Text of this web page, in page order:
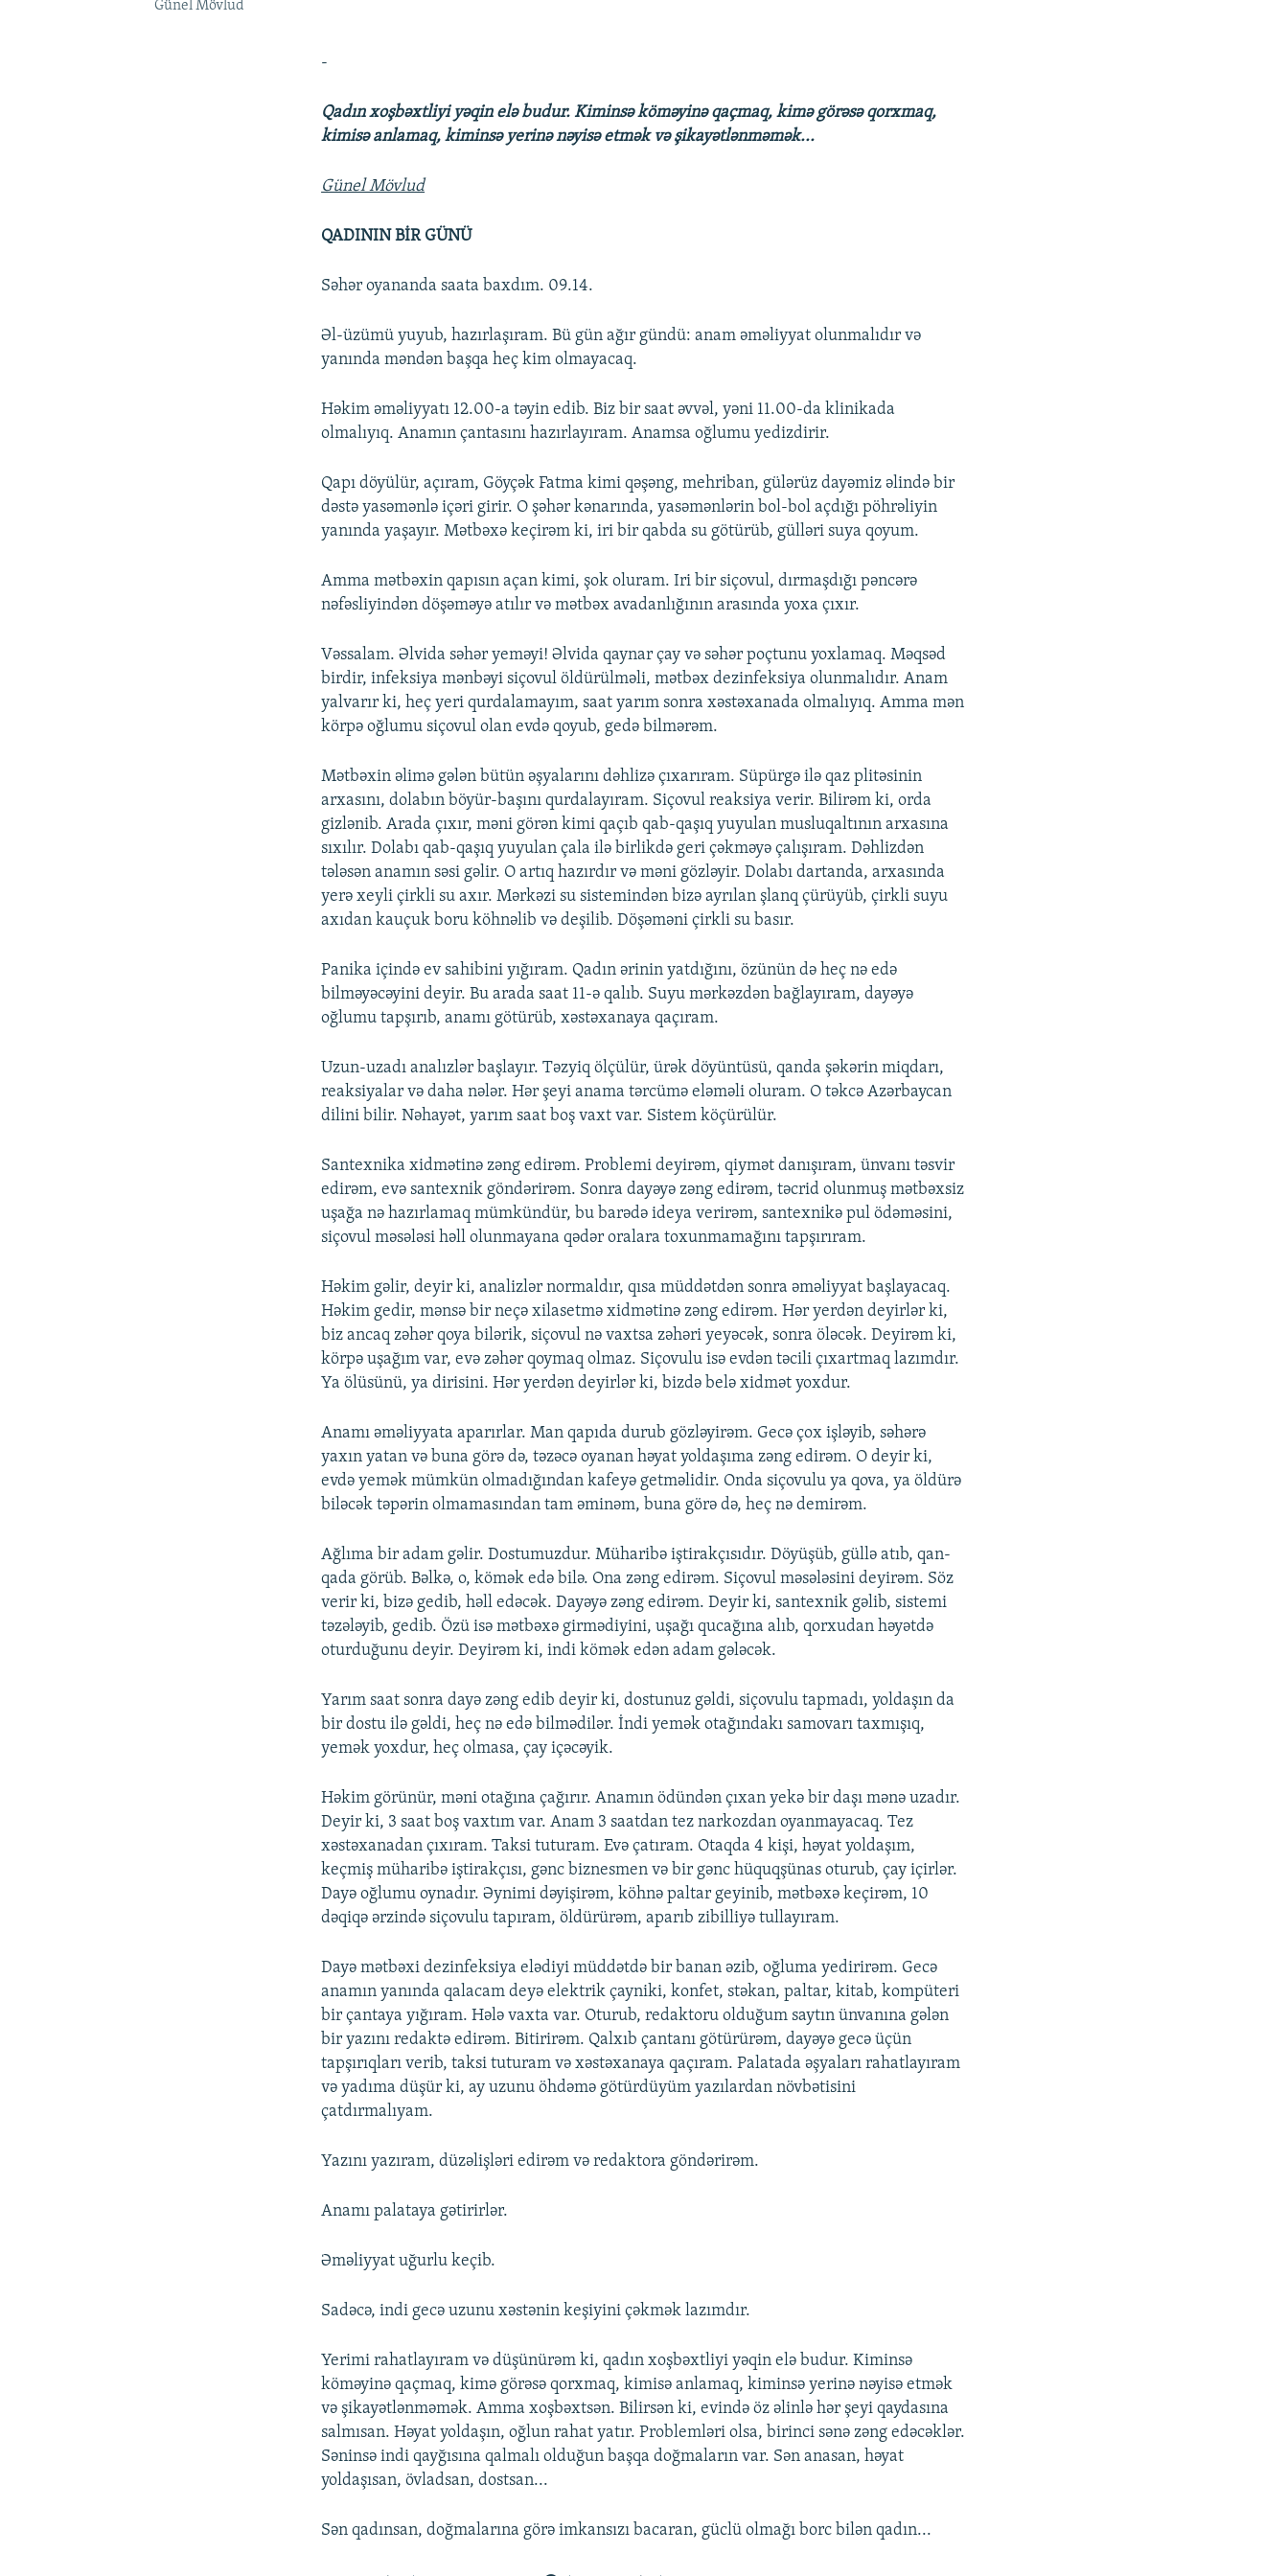
Günel Mövlud
-
Qadın xoşbəxtliyi yəqin elə budur. Kiminsə köməyinə qaçmaq, kimə görəsə qorxmaq,
kimisə anlamaq, kiminsə yerinə nəyisə etmək və şikayətlənməmək...
Günel Mövlud
QADININ BİR GÜNÜ
Səhər oyananda saata baxdım. 09.14.
Əl-üzümü yuyub, hazırlaşıram. Bü gün ağır gündü: anam əməliyyat olunmalıdır və
yanında məndən başqa heç kim olmayacaq.
Həkim əməliyyatı 12.00-a təyin edib. Biz bir saat əvvəl, yəni 11.00-da klinikada
olmalıyıq. Anamın çantasını hazırlayıram. Anamsa oğlumu yedizdirir.
Qapı döyülür, açıram, Göyçək Fatma kimi qəşəng, mehriban, gülərüz dayəmiz əlində bir
dəstə yasəmənlə içəri girir. O şəhər kənarında, yasəmənlərin bol-bol açdığı pöhrəliyin
yanında yaşayır. Mətbəxə keçirəm ki, iri bir qabda su götürüb, gülləri suya qoyum.
Amma mətbəxin qapısın açan kimi, şok oluram. Iri bir siçovul, dırmaşdığı pəncərə
nəfəsliyindən döşəməyə atılır və mətbəx avadanlığının arasında yoxa çıxır.
Vəssalam. Əlvida səhər yeməyi! Əlvida qaynar çay və səhər poçtunu yoxlamaq. Məqsəd
birdir, infeksiya mənbəyi siçovul öldürülməli, mətbəx dezinfeksiya olunmalıdır. Anam
yalvarır ki, heç yeri qurdalamayım, saat yarım sonra xəstəxanada olmalıyıq. Amma mən
körpə oğlumu siçovul olan evdə qoyub, gedə bilmərəm.
Mətbəxin əlimə gələn bütün əşyalarını dəhlizə çıxarıram. Süpürgə ilə qaz plitəsinin
arxasını, dolabın böyür-başını qurdalayıram. Siçovul reaksiya verir. Bilirəm ki, orda
gizlənib. Arada çıxır, məni görən kimi qaçıb qab-qaşıq yuyulan musluqaltının arxasına
sıxılır. Dolabı qab-qaşıq yuyulan çala ilə birlikdə geri çəkməyə çalışıram. Dəhlizdən
tələsən anamın səsi gəlir. O artıq hazırdır və məni gözləyir. Dolabı dartanda, arxasında
yerə xeyli çirkli su axır. Mərkəzi su sistemindən bizə ayrılan şlanq çürüyüb, çirkli suyu
axıdan kauçuk boru köhnəlib və deşilib. Döşəməni çirkli su basır.
Panika içində ev sahibini yığıram. Qadın ərinin yatdığını, özünün də heç nə edə
bilməyəcəyini deyir. Bu arada saat 11-ə qalıb. Suyu mərkəzdən bağlayıram, dayəyə
oğlumu tapşırıb, anamı götürüb, xəstəxanaya qaçıram.
Uzun-uzadı analızlər başlayır. Təzyiq ölçülür, ürək döyüntüsü, qanda şəkərin miqdarı,
reaksiyalar və daha nələr. Hər şeyi anama tərcümə eləməli oluram. O təkcə Azərbaycan
dilini bilir. Nəhayət, yarım saat boş vaxt var. Sistem köçürülür.
Santexnika xidmətinə zəng edirəm. Problemi deyirəm, qiymət danışıram, ünvanı təsvir
edirəm, evə santexnik göndərirəm. Sonra dayəyə zəng edirəm, təcrid olunmuş mətbəxsiz
uşağa nə hazırlamaq mümkündür, bu barədə ideya verirəm, santexnikə pul ödəməsini,
siçovul məsələsi həll olunmayana qədər oralara toxunmamağını tapşırıram.
Həkim gəlir, deyir ki, analizlər normaldır, qısa müddətdən sonra əməliyyat başlayacaq.
Həkim gedir, mənsə bir neçə xilasetmə xidmətinə zəng edirəm. Hər yerdən deyirlər ki,
biz ancaq zəhər qoya bilərik, siçovul nə vaxtsa zəhəri yeyəcək, sonra öləcək. Deyirəm ki,
körpə uşağım var, evə zəhər qoymaq olmaz. Siçovulu isə evdən təcili çıxartmaq lazımdır.
Ya ölüsünü, ya dirisini. Hər yerdən deyirlər ki, bizdə belə xidmət yoxdur.
Anamı əməliyyata aparırlar. Man qapıda durub gözləyirəm. Gecə çox işləyib, səhərə
yaxın yatan və buna görə də, təzəcə oyanan həyat yoldaşıma zəng edirəm. O deyir ki,
evdə yemək mümkün olmadığından kafeyə getməlidir. Onda siçovulu ya qova, ya öldürə
biləcək təpərin olmamasından tam əminəm, buna görə də, heç nə demirəm.
Ağlıma bir adam gəlir. Dostumuzdur. Müharibə iştirakçısıdır. Döyüşüb, güllə atıb, qan-
qada görüb. Bəlkə, o, kömək edə bilə. Ona zəng edirəm. Siçovul məsələsini deyirəm. Söz
verir ki, bizə gedib, həll edəcək. Dayəyə zəng edirəm. Deyir ki, santexnik gəlib, sistemi
təzələyib, gedib. Özü isə mətbəxə girmədiyini, uşağı qucağına alıb, qorxudan həyətdə
oturduğunu deyir. Deyirəm ki, indi kömək edən adam gələcək.
Yarım saat sonra dayə zəng edib deyir ki, dostunuz gəldi, siçovulu tapmadı, yoldaşın da
bir dostu ilə gəldi, heç nə edə bilmədilər. İndi yemək otağındakı samovarı taxmışıq,
yemək yoxdur, heç olmasa, çay içəcəyik.
Həkim görünür, məni otağına çağırır. Anamın ödündən çıxan yekə bir daşı mənə uzadır.
Deyir ki, 3 saat boş vaxtım var. Anam 3 saatdan tez narkozdan oyanmayacaq. Tez
xəstəxanadan çıxıram. Taksi tuturam. Evə çatıram. Otaqda 4 kişi, həyat yoldaşım,
keçmiş müharibə iştirakçısı, gənc biznesmen və bir gənc hüquqşünas oturub, çay içirlər.
Dayə oğlumu oynadır. Əynimi dəyişirəm, köhnə paltar geyinib, mətbəxə keçirəm, 10
dəqiqə ərzində siçovulu tapıram, öldürürəm, aparıb zibilliyə tullayıram.
Dayə mətbəxi dezinfeksiya elədiyi müddətdə bir banan əzib, oğluma yedirirəm. Gecə
anamın yanında qalacam deyə elektrik çayniki, konfet, stəkan, paltar, kitab, kompüteri
bir çantaya yığıram. Hələ vaxta var. Oturub, redaktoru olduğum saytın ünvanına gələn
bir yazını redaktə edirəm. Bitirirəm. Qalxıb çantanı götürürəm, dayəyə gecə üçün
tapşırıqları verib, taksi tuturam və xəstəxanaya qaçıram. Palatada əşyaları rahatlayıram
və yadıma düşür ki, ay uzunu öhdəmə götürdüyüm yazılardan növbətisini
çatdırmalıyam.
Yazını yazıram, düzəlişləri edirəm və redaktora göndərirəm.
Anamı palataya gətirirlər.
Əməliyyat uğurlu keçib.
Sadəcə, indi gecə uzunu xəstənin keşiyini çəkmək lazımdır.
Yerimi rahatlayıram və düşünürəm ki, qadın xoşbəxtliyi yəqin elə budur. Kiminsə
köməyinə qaçmaq, kimə görəsə qorxmaq, kimisə anlamaq, kiminsə yerinə nəyisə etmək
və şikayətlənməmək. Amma xoşbəxtsən. Bilirsən ki, evində öz əlinlə hər şeyi qaydasına
salmısan. Həyat yoldaşın, oğlun rahat yatır. Problemləri olsa, birinci sənə zəng edəcəklər.
Səninsə indi qayğısına qalmalı olduğun başqa doğmaların var. Sən anasan, həyat
yoldaşısan, övladsan, dostsan...
Sən qadınsan, doğmalarına görə imkansızı bacaran, güclü olmağı borc bilən qadın...